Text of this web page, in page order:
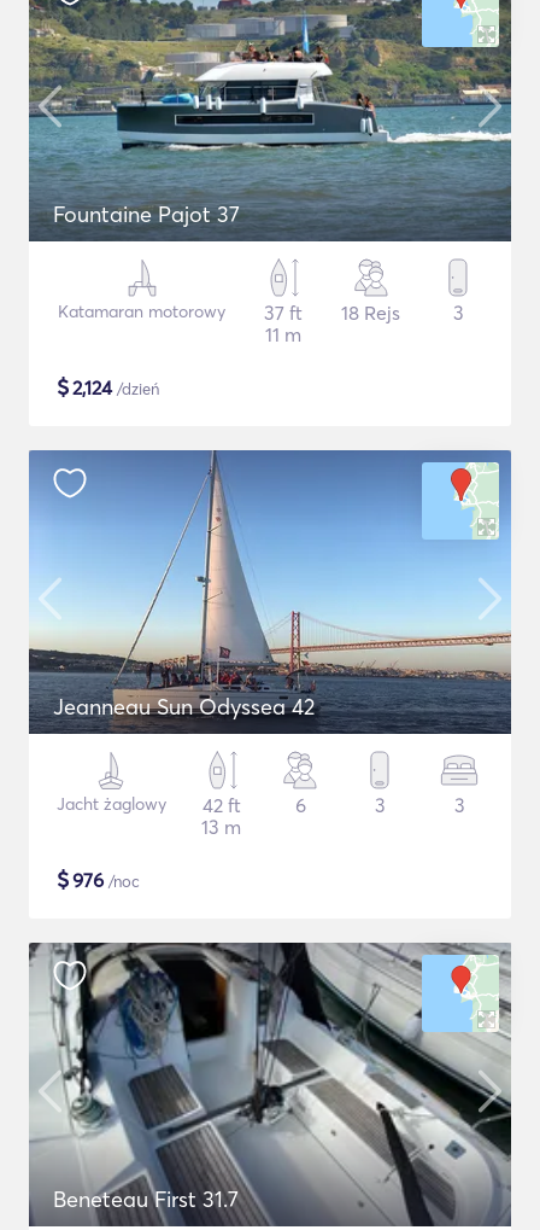
Fountaine Pajot 37
Katamaran motorowy
37 ft
11 m
18 Rejs 3
$2,124/dzień
Jeanneau Sun Odyssea 42
Jacht żaglowy
42 ft
13 m
6 3 3
$976 /noc
Beneteau First 31.7